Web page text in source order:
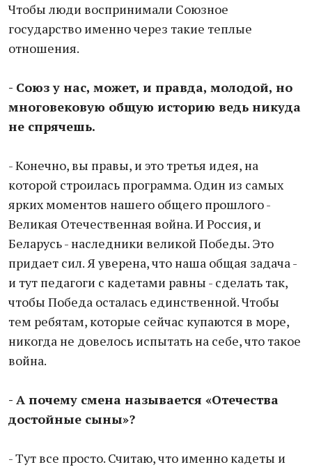
Чтобы люди воспринимали Союзное
государство именно через такие теплые
отношения.
- Союз у нас, может, и правда, молодой, но
многовековую общую историю ведь никуда
не спрячешь.
- Конечно, вы правы, и это третья идея, на
которой строилась программа. Один из самых
ярких моментов нашего общего прошлого -
Великая Отечественная война. И Россия, и
Беларусь - наследники великой Победы. Это
придает сил. Я уверена, что наша общая задача -
и тут педагоги с кадетами равны - сделать так,
чтобы Победа осталась единственной. Чтобы
тем ребятам, которые сейчас купаются в море,
никогда не довелось испытать на себе, что такое
война.
- А почему смена называется «Отечества
достойные сыны»?
- Тут все просто. Считаю, что именно кадеты и